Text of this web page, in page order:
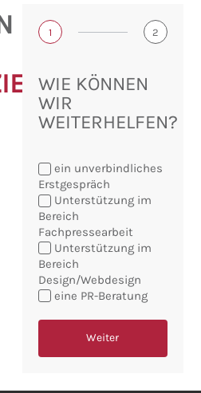
1 2
WIE KÖNNEN
WIR
WEITERHELFEN?
Sie
möchten:
ein unverbindliches
Erstgespräch
Unterstützung im
Bereich
Fachpressearbeit
Unterstützung im
Bereich
Design/Webdesign
eine PR-Beratung
Weiter